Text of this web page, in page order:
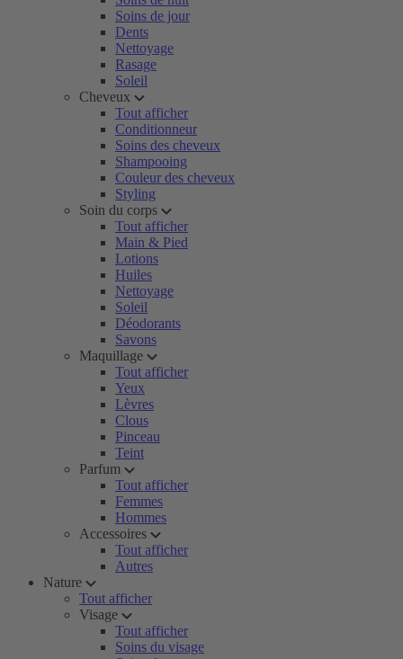
Soins de jour
Dents
Nettoyage
Rasage
Soleil
Cheveux
Tout afficher
Conditionneur
Soins des cheveux
Shampooing
Couleur des cheveux
Styling
Soin du corps
Tout afficher
Main & Pied
Lotions
Huiles
Nettoyage
Soleil
Déodorants
Savons
Maquillage
Tout afficher
Yeux
Lèvres
Clous
Pinceau
Teint
Parfum
Tout afficher
Femmes
Hommes
Accessoires
Tout afficher
Autres
Nature
Tout afficher
Visage
Tout afficher
Soins du visage